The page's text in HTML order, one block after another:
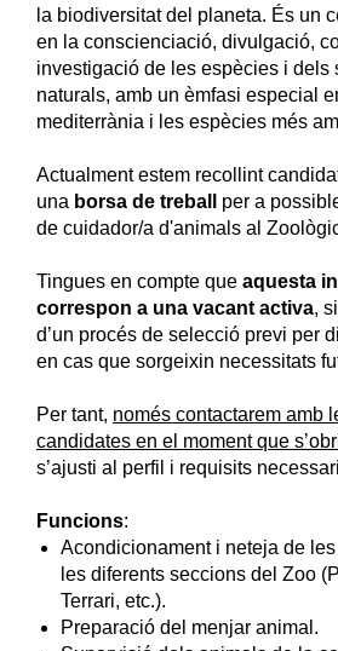
la biodiversitat del planeta. És un
en la conscienciació, divulgació,
investigació de les espècies i dels
naturals, amb un èmfasi especial
mediterrània i les espècies més
Actualment estem recollint
una borsa de treball
per a
de cuidador/a d'animals al
Tingues en compte que aquesta
correspon a una vacant activa,
d’un procés de selecció previ per
en cas que sorgeixin necessitats
Per tant, només contactarem amb
candidates en el moment que
s’ajusti al perfil i requisits
Funcions:
Acondicionament i neteja de
les diferents seccions del Zoo
Terrari, etc.).
Preparació del menjar animal.